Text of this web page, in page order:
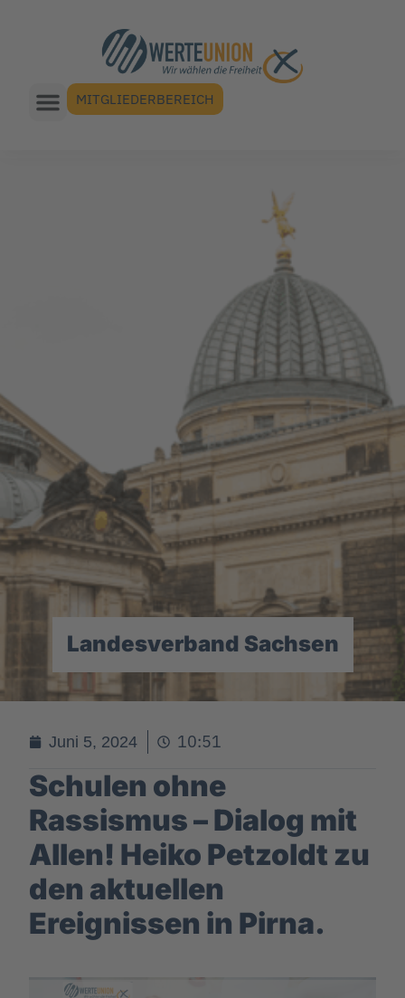
MITGLIEDERBEREICH
Landesverband Sachsen
Juni 5, 2024 10:51
Schulen ohne
Rassismus – Dialog mit
Allen! Heiko Petzoldt zu
den aktuellen
Ereignissen in Pirna.